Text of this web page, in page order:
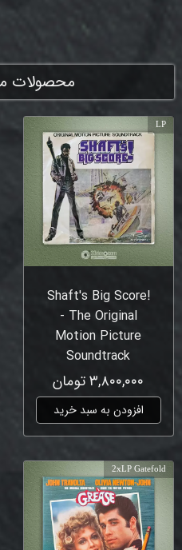
محصولات
Shaft's Big Score!
- The Original
Motion Picture
Soundtrack
۳,۸۰۰,۰۰۰ تومان
افزودن به سبد خرید
LP
2xLP Gatefold